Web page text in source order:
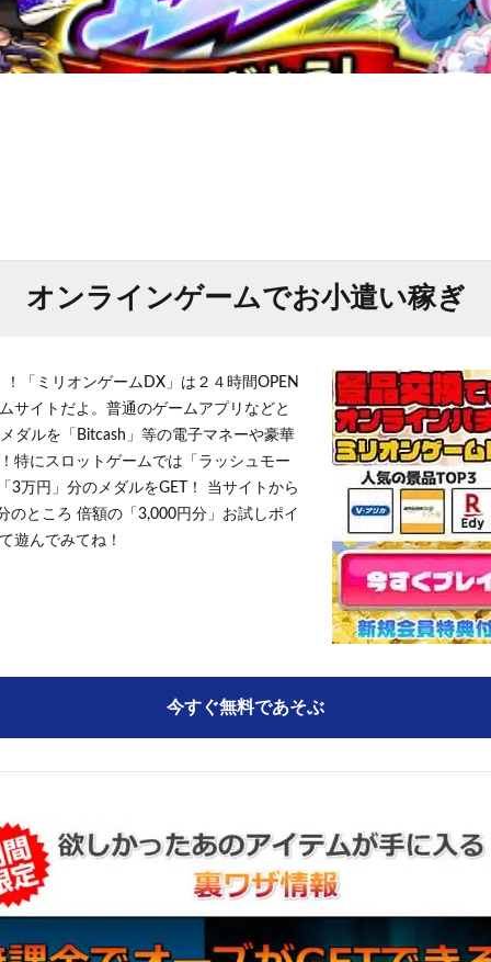
オンラインゲームでお小遣い稼ぎ
「ミリオンゲームDX」は２４時間OPEN
サイトだよ。普通のゲームアプリなどと
ダルを「Bitcash」等の電子マネーや豪華
特にスロットゲームでは「ラッシュモー
3万円」分のメダルをGET！ 当サイトから
のところ 倍額の「3,000円分」お試しポイ
遊んでみてね！
今すぐ無料であそぶ